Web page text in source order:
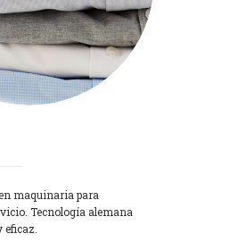
maquinaria para
Tecnología alemana